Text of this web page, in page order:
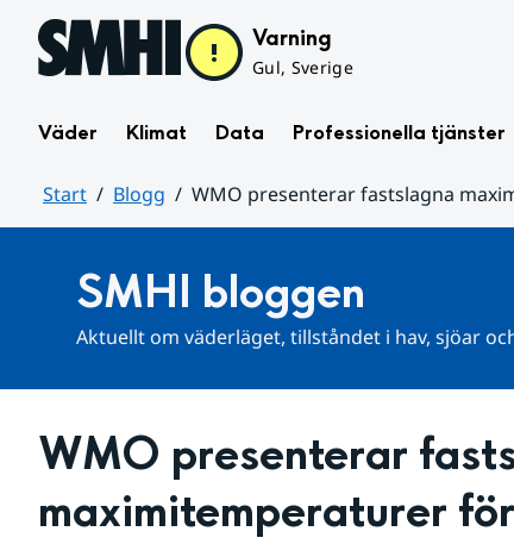
Hoppa till sidans innehåll Varning
Gul, Sverige
Väder Klimat Data Professionella tjänster
Start Blogg
WMO presenterar fastslagna
SMHI bloggen
Aktuellt om väderläget, tillståndet i hav, sjöar
WMO presenterar
maximitemperaturer